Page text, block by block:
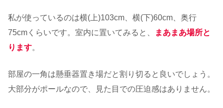
私が使っているのは横(上)103cm、横(下)60cm、奥行
75cmくらいです。室内に置いてみると、
まあまあ場所と
ります。
部屋の一角は懸垂器置き場だと割り切ると良いでしょう。
大部分がポールなので、見た目での圧迫感はありません。